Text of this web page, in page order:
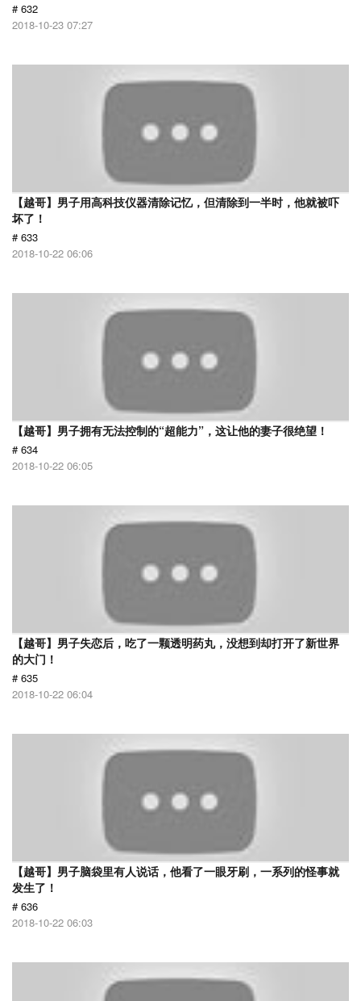
# 632
2018-10-23 07:27
【越哥】男子用高科技仪器清除记忆，但清除到一半时，他就被吓
坏了！
# 633
2018-10-22 06:06
【越哥】男子拥有无法控制的“超能力”，这让他的妻子很绝望！
# 634
2018-10-22 06:05
【越哥】男子失恋后，吃了一颗透明药丸，没想到却打开了新世界
的大门！
# 635
2018-10-22 06:04
【越哥】男子脑袋里有人说话，他看了一眼牙刷，一系列的怪事就
发生了！
# 636
2018-10-22 06:03